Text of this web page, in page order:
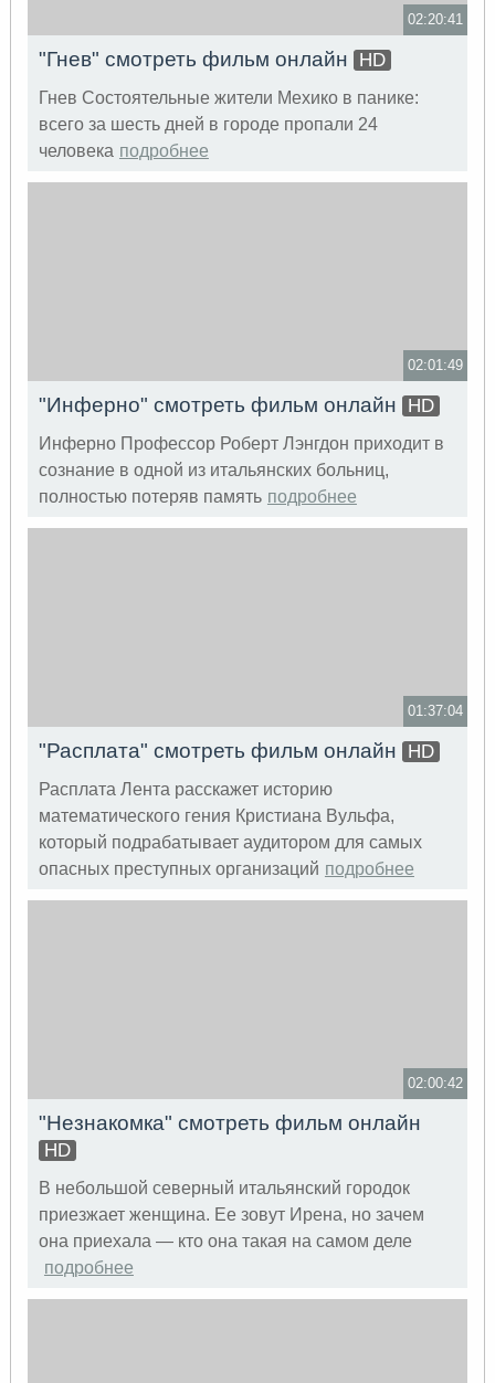
02:20:41
"Гнев" смотреть фильм онлайн HD
Гнев Состоятельные жители Мехико в панике:
всего за шесть дней в городе пропали 24
человека подробнее
02:01:49
"Инферно" смотреть фильм онлайн HD
Инферно Профессор Роберт Лэнгдон приходит в
сознание в одной из итальянских больниц,
полностью потеряв память подробнее
01:37:04
"Расплата" смотреть фильм онлайн HD
Расплата Лента расскажет историю
математического гения Кристиана Вульфа,
который подрабатывает аудитором для самых
опасных преступных организаций подробнее
02:00:42
"Незнакомка" смотреть фильм онлайн
HD
В небольшой северный итальянский городок
приезжает женщина. Ее зовут Ирена, но зачем
она приехала — кто она такая на самом деле
подробнее